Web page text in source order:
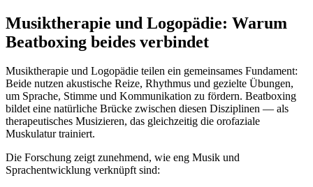
Musiktherapie und Logopädie: Warum
Beatboxing beides verbindet
Musiktherapie und Logopädie teilen ein gemeinsames Fundament:
Beide nutzen akustische Reize, Rhythmus und gezielte Übungen,
um Sprache, Stimme und Kommunikation zu fördern. Beatboxing
bildet eine natürliche Brücke zwischen diesen Disziplinen — als
therapeutisches Musizieren, das gleichzeitig die orofaziale
Muskulatur trainiert.
Die Forschung zeigt zunehmend, wie eng Musik und
Sprachentwicklung verknüpft sind: